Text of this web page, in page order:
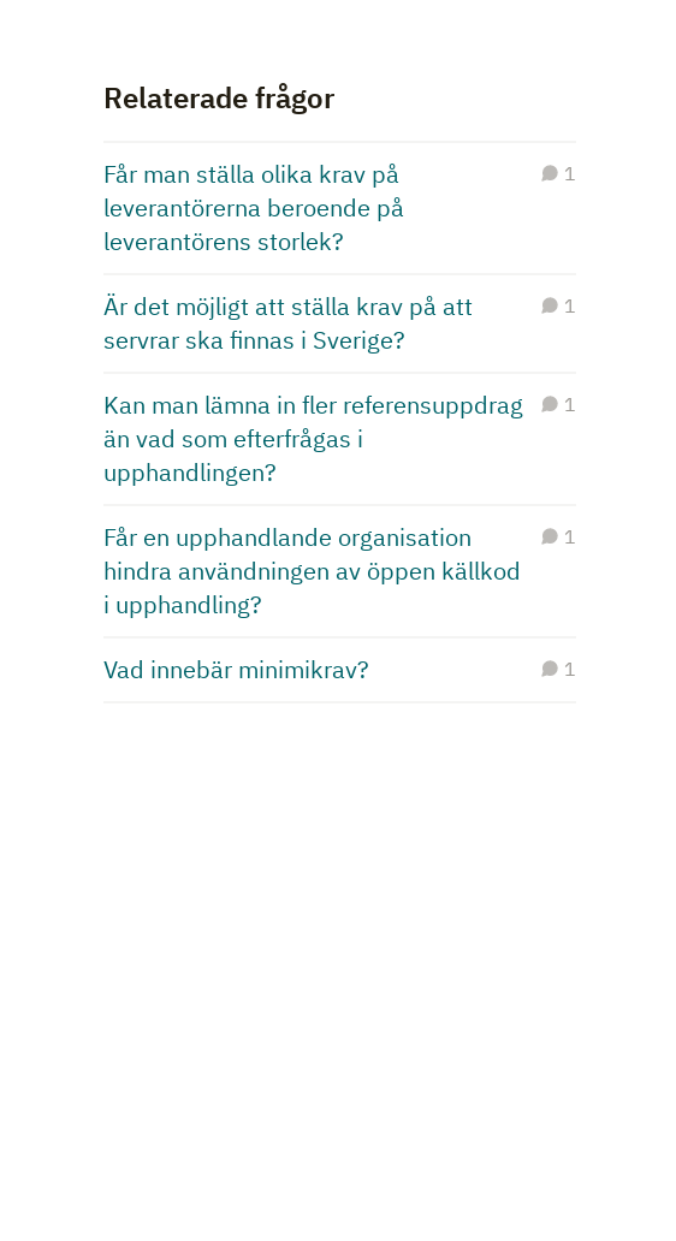
Relaterade frågor
Får man ställa olika krav på
leverantörerna beroende på
leverantörens storlek?
1
Är det möjligt att ställa krav på att
servrar ska finnas i Sverige?
1
Kan man lämna in fler referensuppdrag
än vad som efterfrågas i
upphandlingen?
1
Får en upphandlande organisation
hindra användningen av öppen källkod
i upphandling?
1
Vad innebär minimikrav? 1